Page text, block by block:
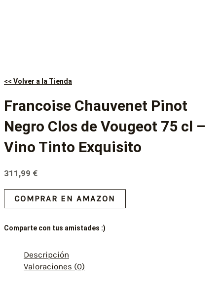
<< Volver a la Tienda
Francoise Chauvenet Pinot
Negro Clos de Vougeot 75 cl –
Vino Tinto Exquisito
311,99 €
COMPRAR EN AMAZON
Comparte con tus amistades :)
Descripción
Valoraciones (0)